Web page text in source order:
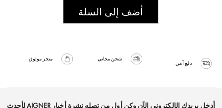
أضف إلى السلة